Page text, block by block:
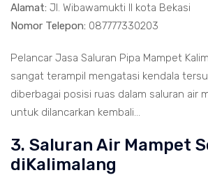
Alamat: Jl. Wibawamukti II kota Bekasi
Nomor Telepon: 087777330203
Pelancar Jasa Saluran Pipa Mampet
sangat terampil mengatasi kendala
diberbagai posisi ruas dalam saluran air
untuk dilancarkan kembali...
3. Saluran Air Mampet
diKalimalang